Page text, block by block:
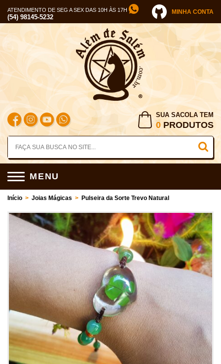
ATENDIMENTO DE SEG A SEX DAS 10H ÀS 17H
(54) 98145-5232
MINHA CONTA
SUA SACOLA TEM
0 PRODUTOS
MENU
Início > Joias Mágicas > Pulseira da Sorte Trevo Natural